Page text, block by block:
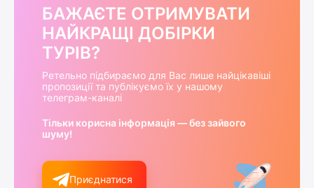
БАЖАЄТЕ ОТРИМУВАТИ
НАЙКРАЩІ ДОБІРКИ
ТУРІВ?
Ретельно підбираємо для Вас лише найцікавіші
пропозиції та публікуємо їх у нашому
телеграм-каналі
Тільки корисна інформація — без зайвого
шуму!
Приєднатися